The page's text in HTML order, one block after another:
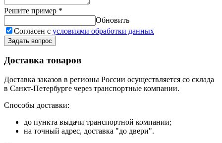
Решите пример *
Обновить
Согласен с условиями обработки данных
Задать вопрос
Доставка товаров
Доставка заказов в регионы России осуществляется со склада
в Санкт-Петербурге через транспортные компании.
Способы доставки:
до пункта выдачи транспортной компании;
на точный адрес, доставка "до двери".